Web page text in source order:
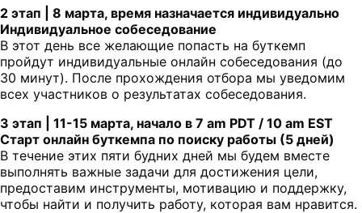
2 этап | 8 марта, время назначается индивидуально
Индивидуальное собеседование
В этот день все желающие попасть на буткемп
пройдут индивидуальные онлайн собеседования (до
30 минут). После прохождения отбора мы уведомим
всех участников о результатах собеседования.
3 этап | 11-15 марта, начало в 7 аm PDT / 10 аm EST
Старт онлайн буткемпа по поиску работы (5 дней)
В течение этих пяти будних дней мы будем вместе
выполнять важные задачи для достижения цели,
предоставим инструменты, мотивацию и поддержку,
чтобы найти и получить работу, которая вам нравится.